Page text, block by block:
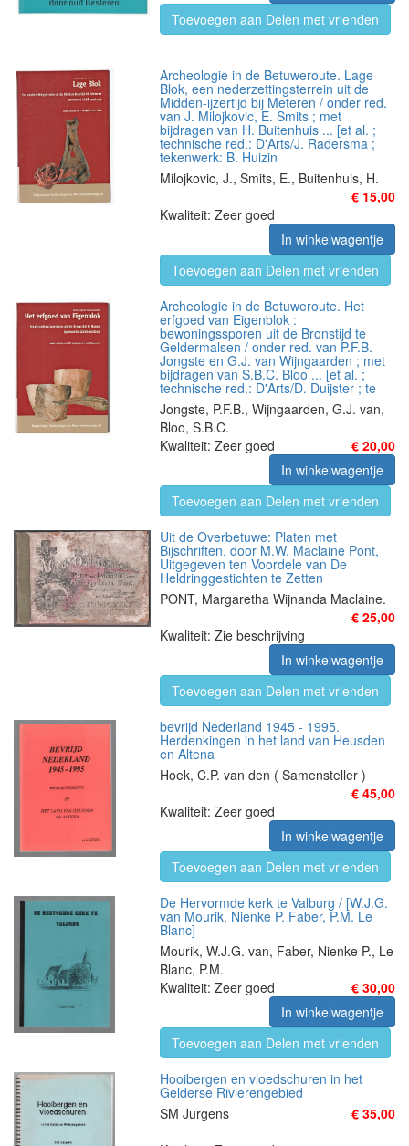
Toevoegen aan Delen met vrienden
Archeologie in de Betuweroute. Lage
Blok, een nederzettingsterrein uit de
Midden-ijzertijd bij Meteren / onder red.
van J. Milojkovic, E. Smits ; met
bijdragen van H. Buitenhuis ... [et al. ;
technische red.: D'Arts/J. Radersma ;
tekenwerk: B. Huizin
Milojkovic, J., Smits, E., Buitenhuis, H.
€ 15,00
Kwaliteit: Zeer goed
In winkelwagentje
Toevoegen aan Delen met vrienden
Archeologie in de Betuweroute. Het
erfgoed van Eigenblok :
bewoningssporen uit de Bronstijd te
Geldermalsen / onder red. van P.F.B.
Jongste en G.J. van Wijngaarden ; met
bijdragen van S.B.C. Bloo ... [et al. ;
technische red.: D'Arts/D. Duijster ; te
Jongste, P.F.B., Wijngaarden, G.J. van,
Bloo, S.B.C.
€ 20,00
Kwaliteit: Zeer goed
In winkelwagentje
Toevoegen aan Delen met vrienden
Uit de Overbetuwe: Platen met
Bijschriften. door M.W. Maclaine Pont,
Uitgegeven ten Voordele van De
Heldringgestichten te Zetten
PONT, Margaretha Wijnanda Maclaine.
€ 25,00
Kwaliteit: Zie beschrijving
In winkelwagentje
Toevoegen aan Delen met vrienden
bevrijd Nederland 1945 - 1995.
Herdenkingen in het land van Heusden
en Altena
Hoek, C.P. van den ( Samensteller )
€ 45,00
Kwaliteit: Zeer goed
In winkelwagentje
Toevoegen aan Delen met vrienden
De Hervormde kerk te Valburg / [W.J.G.
van Mourik, Nienke P. Faber, P.M. Le
Blanc]
Mourik, W.J.G. van, Faber, Nienke P., Le
Blanc, P.M.
€ 30,00
Kwaliteit: Zeer goed
In winkelwagentje
Toevoegen aan Delen met vrienden
Hooibergen en vloedschuren in het
Gelderse Rivierengebied
SM Jurgens
€ 35,00